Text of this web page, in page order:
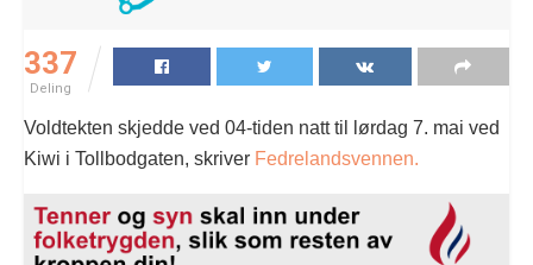
337
Deling
Voldtekten skjedde ved 04-tiden natt til lørdag 7. mai ved
Kiwi i Tollbodgaten, skriver Fedrelandsvennen.